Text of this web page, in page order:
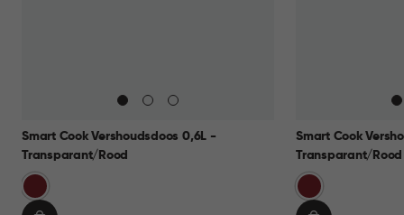
Smart Cook Vershoudsdoos 0,6L -
Transparant/Rood
Rood
Smart Cook
Transparant/Rood
Rood